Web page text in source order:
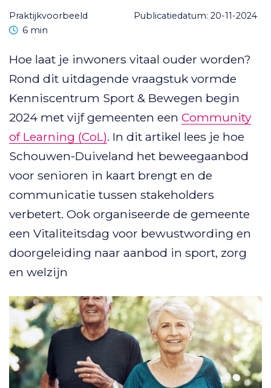
praktijkvoorbeeld
Publicatiedatum: 20-11-2024
Leestijd
6 min
Hoe laat je inwoners vitaal ouder worden?
Rond dit uitdagende vraagstuk vormde
Kenniscentrum Sport & Bewegen begin
2024 met vijf gemeenten een Community
of Learning (CoL). In dit artikel lees je hoe
Schouwen-Duiveland het beweegaanbod
voor senioren in kaart brengt en de
communicatie tussen stakeholders
verbetert. Ook organiseerde de gemeente
een Vitaliteitsdag voor bewustwording en
doorgeleiding naar aanbod in sport, zorg
en welzijn